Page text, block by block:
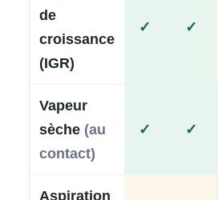
de
croissance
(IGR)
✓ ✓
Vapeur
sèche (au
contact)
✓ ✓
Aspiration